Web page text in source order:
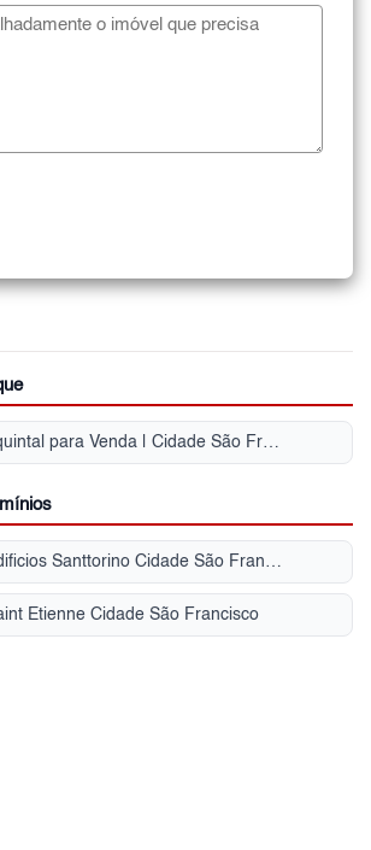
Sobrado com quintal para Venda | Cidade São Francisco
Condomínio Edificios Santtorino Cidade São Francisco
Etienne Cidade São Francisco